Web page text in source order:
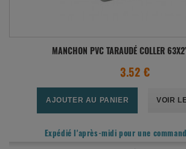
MANCHON PVC TARAUDÉ COLLER
3.52 €
AJOUTER AU PANIER VOIR
Expédié l'après-midi pour une